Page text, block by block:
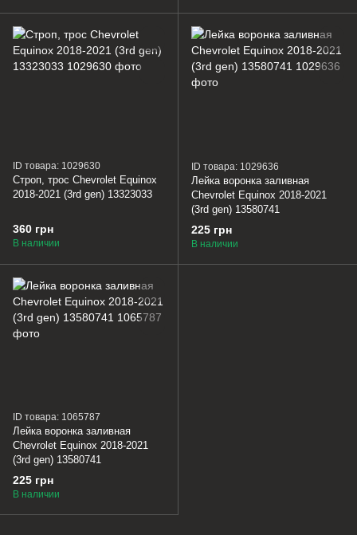
ID товара: 1029630
Строп, трос Chevrolet Equinox
2018-2021 (3rd gen) 13323033
360 грн
В наличии
ID товара: 1029636
Лейка воронка заливная
Chevrolet Equinox 2018-2021
(3rd gen) 13580741
225 грн
В наличии
ID товара: 1065787
Лейка воронка заливная
Chevrolet Equinox 2018-2021
(3rd gen) 13580741
225 грн
В наличии